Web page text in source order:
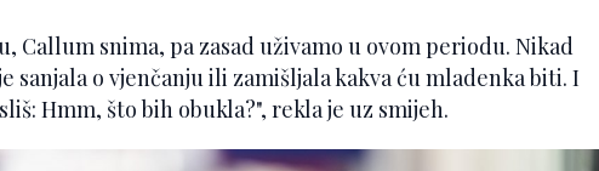
Callum snima, pa zasad uživamo u ovom periodu. Nikad
sanjala o vjenčanju ili zamišljala kakva ću mladenka biti. I
Hmm, što bih obukla?", rekla je uz smijeh.